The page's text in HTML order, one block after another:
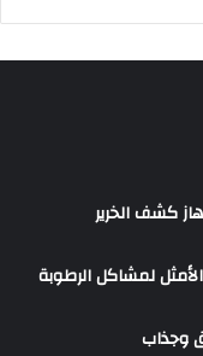
كشف الخرير
لمشاكل الرطوبة
وجذاب